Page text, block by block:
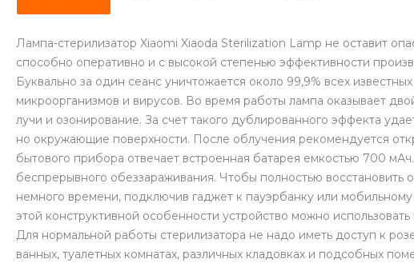
недели
Лампа-стерилизатор Xiaomi Xiaoda Sterilization Lamp не оставит
способно оперативно и с высокой степенью эффективности
Буквально за один сеанс уничтожается около 99,9% всех
микроорганизмов и вирусов. Во время работы лампа оказывает
лучи и озонирование. За счет такого дублированного эффекта
но окружающие поверхности. После облучения рекомендуется
бытового прибора отвечает встроенная батарея емкостью 700
беспрерывного обеззараживания. Чтобы полностью восстановить
немного времени, подключив гаджет к пауэрбанку или
этой конструктивной особенности устройство можно
Для нормальной работы стерилизатора не надо иметь доступ к
ванных, туалетных комнатах, различных кладовках и подсобных